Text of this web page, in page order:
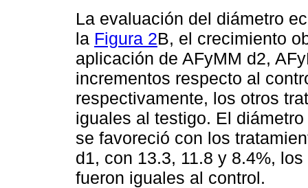
La evaluación del diámetro
la Figura 2B, el crecimiento
aplicación de AFyMM d2,
incrementos respecto al
respectivamente, los otros
iguales al testigo. El
se favoreció con los
d1, con 13.3, 11.8 y 8.4%,
fueron iguales al control.